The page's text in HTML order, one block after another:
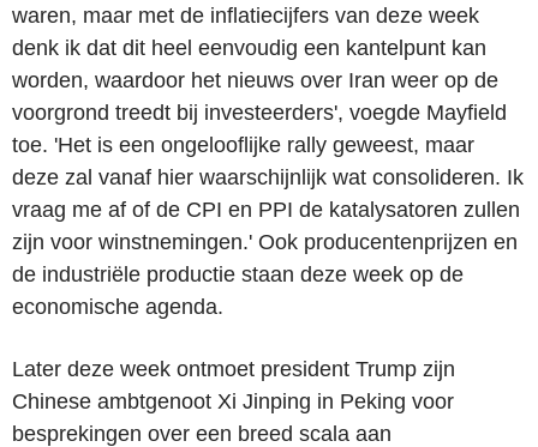
waren, maar met de inflatiecijfers van deze week
denk ik dat dit heel eenvoudig een kantelpunt kan
worden, waardoor het nieuws over Iran weer op de
voorgrond treedt bij investeerders', voegde Mayfield
toe. 'Het is een ongelooflijke rally geweest, maar
deze zal vanaf hier waarschijnlijk wat consolideren. Ik
vraag me af of de CPI en PPI de katalysatoren zullen
zijn voor winstnemingen.' Ook producentenprijzen en
de industriële productie staan deze week op de
economische agenda.
Later deze week ontmoet president Trump zijn
Chinese ambtgenoot Xi Jinping in Peking voor
besprekingen over een breed scala aan